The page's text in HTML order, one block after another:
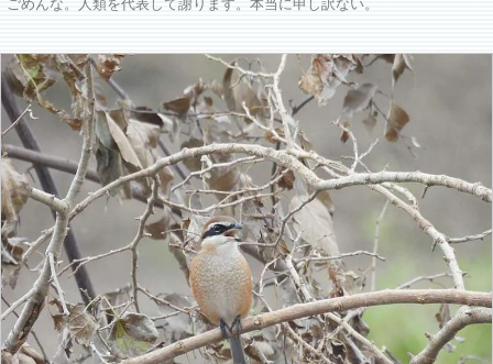
ごめんな。人類を代表して謝ります。本当に申し訳ない。